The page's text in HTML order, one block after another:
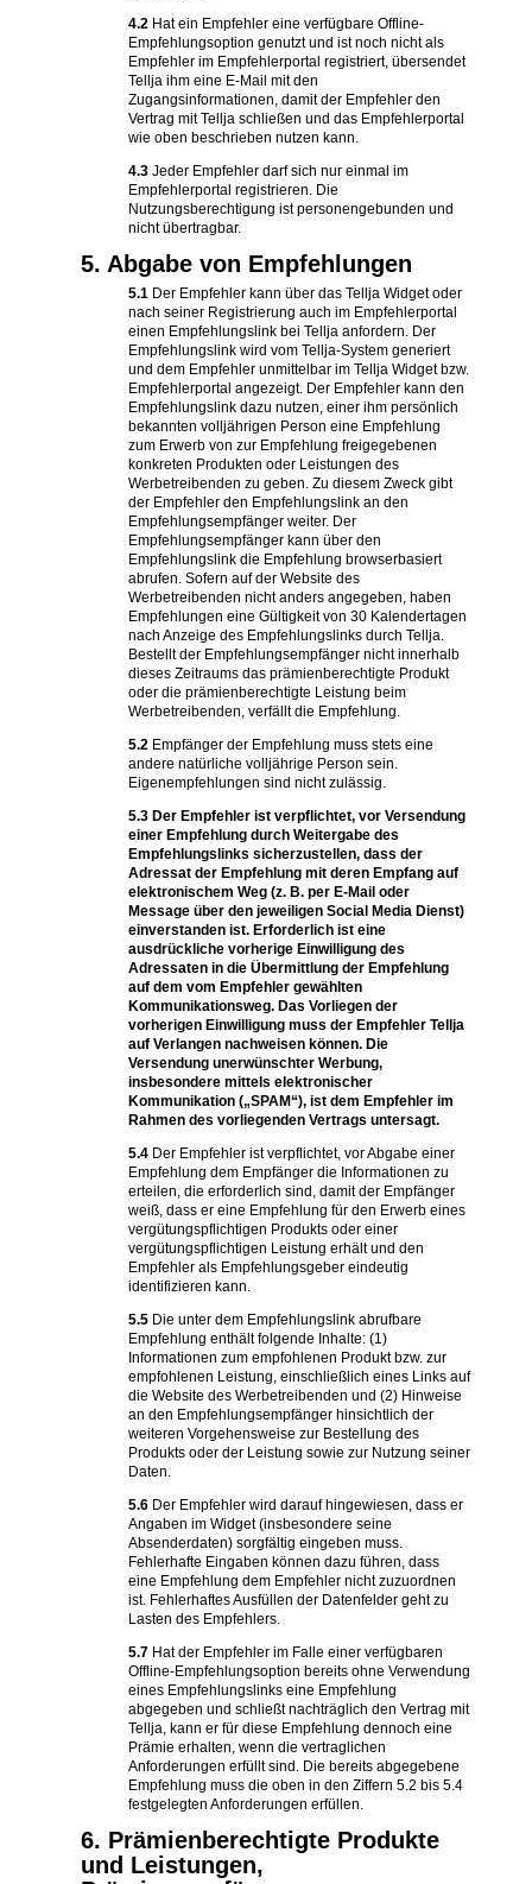
4.2 Hat ein Empfehler eine verfügbare Offline-
Empfehlungsoption genutzt und ist noch nicht als
Empfehler im Empfehlerportal registriert, übersendet
Tellja ihm eine E-Mail mit den
Zugangsinformationen, damit der Empfehler den
Vertrag mit Tellja schließen und das Empfehlerportal
wie oben beschrieben nutzen kann.
4.3 Jeder Empfehler darf sich nur einmal im
Empfehlerportal registrieren. Die
Nutzungsberechtigung ist personengebunden und
nicht übertragbar.
5. Abgabe von Empfehlungen
5.1 Der Empfehler kann über das Tellja Widget oder
nach seiner Registrierung auch im Empfehlerportal
einen Empfehlungslink bei Tellja anfordern. Der
Empfehlungslink wird vom Tellja-System generiert
und dem Empfehler unmittelbar im Tellja Widget bzw.
Empfehlerportal angezeigt. Der Empfehler kann den
Empfehlungslink dazu nutzen, einer ihm persönlich
bekannten volljährigen Person eine Empfehlung
zum Erwerb von zur Empfehlung freigegebenen
konkreten Produkten oder Leistungen des
Werbetreibenden zu geben. Zu diesem Zweck gibt
der Empfehler den Empfehlungslink an den
Empfehlungsempfänger weiter. Der
Empfehlungsempfänger kann über den
Empfehlungslink die Empfehlung browserbasiert
abrufen. Sofern auf der Website des
Werbetreibenden nicht anders angegeben, haben
Empfehlungen eine Gültigkeit von 30 Kalendertagen
nach Anzeige des Empfehlungslinks durch Tellja.
Bestellt der Empfehlungsempfänger nicht innerhalb
dieses Zeitraums das prämienberechtigte Produkt
oder die prämienberechtigte Leistung beim
Werbetreibenden, verfällt die Empfehlung.
5.2 Empfänger der Empfehlung muss stets eine
andere natürliche volljährige Person sein.
Eigenempfehlungen sind nicht zulässig.
5.3 Der Empfehler ist verpflichtet, vor Versendung
einer Empfehlung durch Weitergabe des
Empfehlungslinks sicherzustellen, dass der
Adressat der Empfehlung mit deren Empfang auf
elektronischem Weg (z. B. per E-Mail oder
Message über den jeweiligen Social Media Dienst)
einverstanden ist. Erforderlich ist eine
ausdrückliche vorherige Einwilligung des
Adressaten in die Übermittlung der Empfehlung
auf dem vom Empfehler gewählten
Kommunikationsweg. Das Vorliegen der
vorherigen Einwilligung muss der Empfehler Tellja
auf Verlangen nachweisen können. Die
Versendung unerwünschter Werbung,
insbesondere mittels elektronischer
Kommunikation („SPAM“), ist dem Empfehler im
Rahmen des vorliegenden Vertrags untersagt.
5.4 Der Empfehler ist verpflichtet, vor Abgabe einer
Empfehlung dem Empfänger die Informationen zu
erteilen, die erforderlich sind, damit der Empfänger
weiß, dass er eine Empfehlung für den Erwerb eines
vergütungspflichtigen Produkts oder einer
vergütungspflichtigen Leistung erhält und den
Empfehler als Empfehlungsgeber eindeutig
identifizieren kann.
5.5 Die unter dem Empfehlungslink abrufbare
Empfehlung enthält folgende Inhalte: (1)
Informationen zum empfohlenen Produkt bzw. zur
empfohlenen Leistung, einschließlich eines Links auf
die Website des Werbetreibenden und (2) Hinweise
an den Empfehlungsempfänger hinsichtlich der
weiteren Vorgehensweise zur Bestellung des
Produkts oder der Leistung sowie zur Nutzung seiner
Daten.
5.6 Der Empfehler wird darauf hingewiesen, dass er
Angaben im Widget (insbesondere seine
Absenderdaten) sorgfältig eingeben muss.
Fehlerhafte Eingaben können dazu führen, dass
eine Empfehlung dem Empfehler nicht zuzuordnen
ist. Fehlerhaftes Ausfüllen der Datenfelder geht zu
Lasten des Empfehlers.
5.7 Hat der Empfehler im Falle einer verfügbaren
Offline-Empfehlungsoption bereits ohne Verwendung
eines Empfehlungslinks eine Empfehlung
abgegeben und schließt nachträglich den Vertrag mit
Tellja, kann er für diese Empfehlung dennoch eine
Prämie erhalten, wenn die vertraglichen
Anforderungen erfüllt sind. Die bereits abgegebene
Empfehlung muss die oben in den Ziffern 5.2 bis 5.4
festgelegten Anforderungen erfüllen.
6. Prämienberechtigte Produkte
und Leistungen,